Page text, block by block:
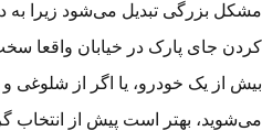
بزرگی تبدیل می‌شود زیرا به
جای پارک در خیابان واقعا سخت
از یک خودرو، یا اگر از شلوغی و
بهتر است پیش از انتخاب